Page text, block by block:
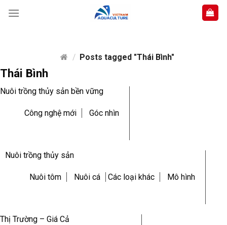
/ Posts tagged "Thái Bình"
Thái Bình
Nuôi trồng thủy sản bền vững
Công nghệ mới Góc nhìn
Nuôi trồng thủy sản
Nuôi tôm Nuôi cá Các loại khác Mô hình
Thị Trường – Giá Cả